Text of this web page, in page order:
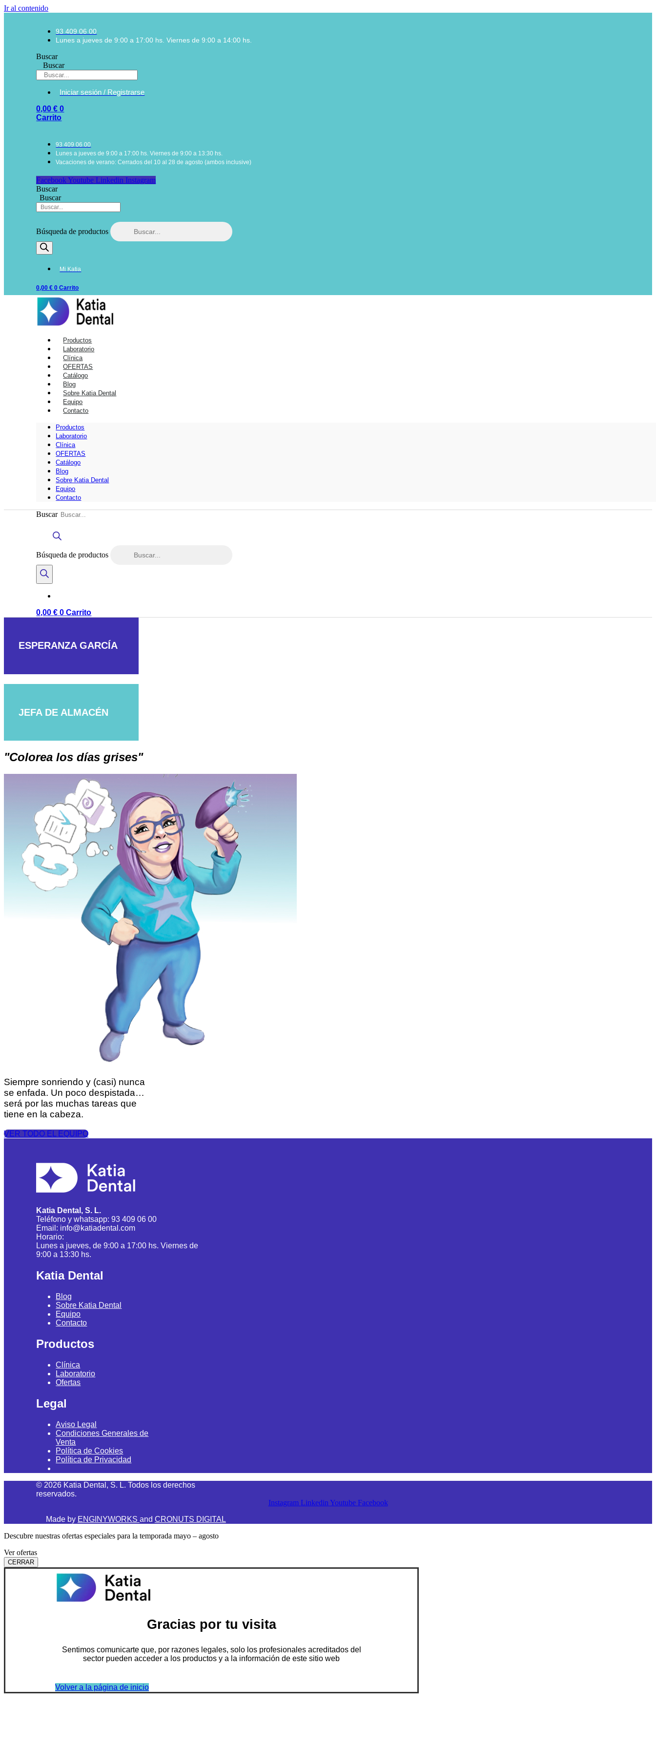
Ir al contenido
93 409 06 00
Lunes a jueves de 9:00 a 17:00 hs. Viernes de 9:00 a 14:00 hs.
Buscar
Buscar
Iniciar sesión / Registrarse
0,00€ 0
Carrito
93 409 06 00
Lunes a jueves de 9:00 a 17:00 hs. Viernes de 9:00 a 13:30 hs.
Vacaciones de verano: Cerrados del 10 al 28 de agosto (ambos inclusive)
Facebook Youtube Linkedin Instagram
Buscar
Buscar
Búsqueda de productos
Mi Katia
0,00€ 0 Carrito
Productos
Laboratorio
Clínica
OFERTAS
Catálogo
Blog
Sobre Katia Dental
Equipo
Contacto
Productos
Laboratorio
Clínica
OFERTAS
Catálogo
Blog
Sobre Katia Dental
Equipo
Contacto
Buscar
Búsqueda de productos
0,00€ 0 Carrito
ESPERANZA GARCÍA
JEFA DE ALMACÉN
"Colorea los días grises"
Siempre sonriendo y (casi) nunca
se enfada. Un poco despistada…
será por las muchas tareas que
tiene en la cabeza.
VER TODO EL EQUIPO
Katia Dental, S. L.
Teléfono y whatsapp: 93 409 06 00
Email: info@katiadental.com
Horario:
Lunes a jueves, de 9:00 a 17:00 hs. Viernes de
9:00 a 13:30 hs.
Katia Dental
Blog
Sobre Katia Dental
Equipo
Contacto
Productos
Clínica
Laboratorio
Ofertas
Legal
Aviso Legal
Condiciones Generales de
Venta
Política de Cookies
Política de Privacidad
© 2026 Katia Dental, S. L. Todos los derechos
reservados.
Instagram Linkedin Youtube Facebook
Made by ENGINYWORKS and CRONUTS DIGITAL
Descubre nuestras ofertas especiales para la temporada mayo – agosto
Ver ofertas
CERRAR
Gracias por tu visita
Sentimos comunicarte que, por razones legales, solo los profesionales acreditados del
sector pueden acceder a los productos y a la información de este sitio web
Volver a la página de inicio